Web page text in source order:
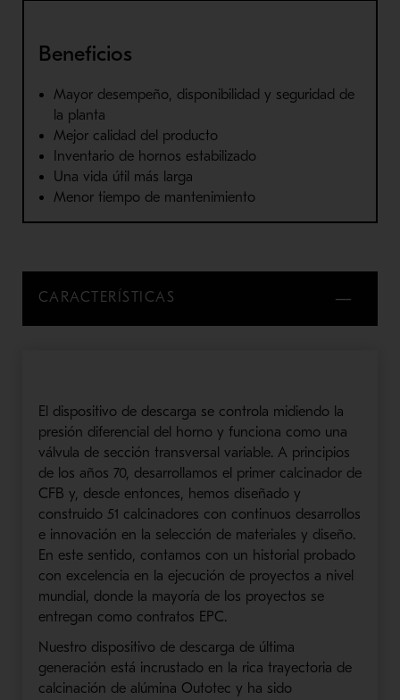
Beneficios
Mayor desempeño, disponibilidad y seguridad de
la planta
Mejor calidad del producto
Inventario de hornos estabilizado
Una vida útil más larga
Menor tiempo de mantenimiento
CARACTERÍSTICAS
El dispositivo de descarga se controla midiendo la
presión diferencial del horno y funciona como una
válvula de sección transversal variable. A principios
de los años 70, desarrollamos el primer calcinador de
CFB y, desde entonces, hemos diseñado y
construido 51 calcinadores con continuos desarrollos
e innovación en la selección de materiales y diseño.
En este sentido, contamos con un historial probado
con excelencia en la ejecución de proyectos a nivel
mundial, donde la mayoría de los proyectos se
entregan como contratos EPC.
Nuestro dispositivo de descarga de última
generación está incrustado en la rica trayectoria de
calcinación de alúmina Outotec y ha sido